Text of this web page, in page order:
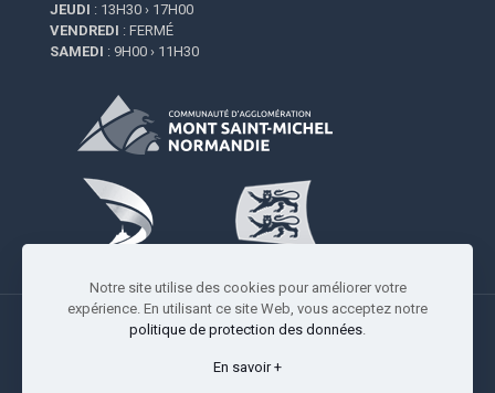
JEUDI : 13H30 › 17H00
VENDREDI : FERMÉ
SAMEDI : 9H00 › 11H30
Notre site utilise des cookies pour améliorer votre
expérience. En utilisant ce site Web, vous acceptez notre
politique de protection des données.
En savoir +